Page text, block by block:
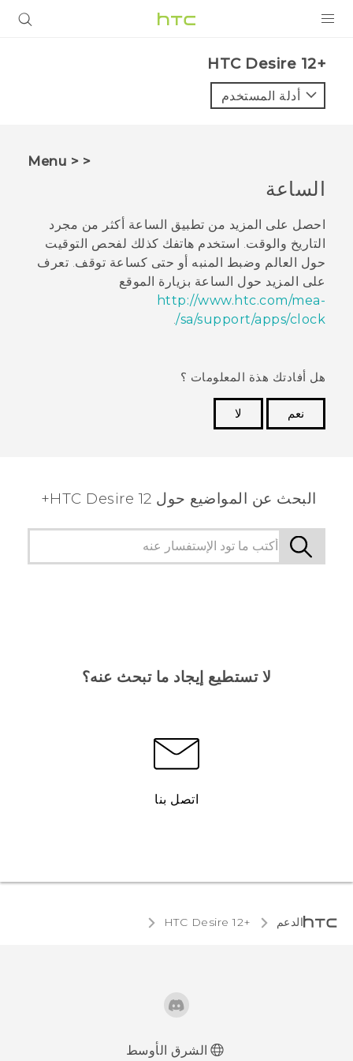
VIVE
VIVERSE
البرامج + التطبيقات
الدعم
أجهزة HTC والملحقات
HTC Desire 12+‎
أدلة المستخدم
< < Menu
الساعة
احصل على المزيد من تطبيق الساعة أكثر من مجرد
التاريخ والوقت. استخدم هاتفك كذلك لفحص التوقيت
حول العالم وضبط المنبه أو حتى كساعة توقف. تعرف
على المزيد حول الساعة بزيارة الموقع
http://www.htc.com/mea-
sa/support/apps/clock/
.
هل أفادتك هذة المعلومات ؟
نعم
لا
البحث عن المواضيع حول HTC Desire 12+
لا تستطيع إيجاد ما تبحث عنه؟
اتصل بنا
الدعم HTC Desire 12+‎
الشرق الأوسط